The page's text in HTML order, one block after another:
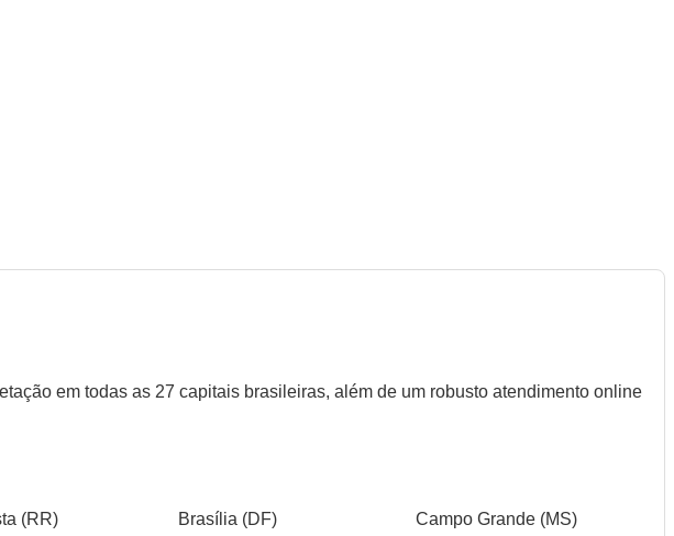
em todas as 27 capitais brasileiras, além de um robusto atendimento online
(RR) Brasília (DF) Campo Grande (MS)